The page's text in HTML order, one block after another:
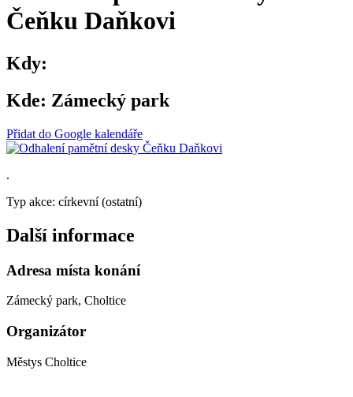
Čeňku Daňkovi
Kdy:
Kde: Zámecký park
Přidat do Google kalendáře
.
Typ akce: církevní (ostatní)
Další informace
Adresa místa konání
Zámecký park, Choltice
Organizátor
Městys Choltice